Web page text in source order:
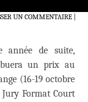
UN COMMENTAIRE|
année de suite,
un prix au
(16-19 octobre
Jury Format Court